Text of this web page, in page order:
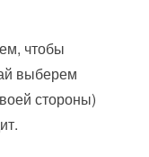
чтобы
выберем
стороны)